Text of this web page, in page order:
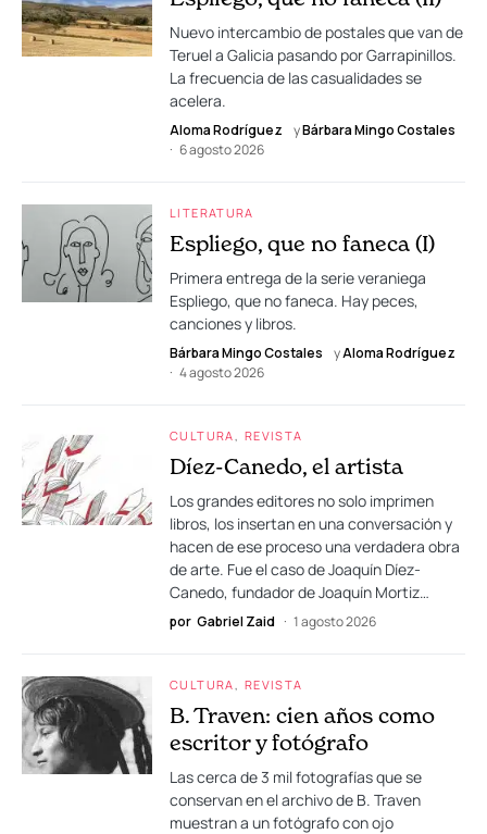
Nuevo intercambio de postales que van de
Teruel a Galicia pasando por Garrapinillos.
La frecuencia de las casualidades se
acelera.
Aloma Rodríguez yBárbara Mingo Costales
6 agosto 2026
LITERATURA
Espliego, que no faneca (I)
Primera entrega de la serie veraniega
Espliego, que no faneca. Hay peces,
canciones y libros.
Bárbara Mingo Costales yAloma Rodríguez
4 agosto 2026
CULTURA REVISTA
Díez-Canedo, el artista
Los grandes editores no solo imprimen
libros, los insertan en una conversación y
hacen de ese proceso una verdadera obra
de arte. Fue el caso de Joaquín Díez-
Canedo, fundador de Joaquín Mortiz…
por Gabriel Zaid 1 agosto 2026
CULTURA REVISTA
B. Traven: cien años como
escritor y fotógrafo
Las cerca de 3 mil fotografías que se
conservan en el archivo de B. Traven
muestran a un fotógrafo con ojo